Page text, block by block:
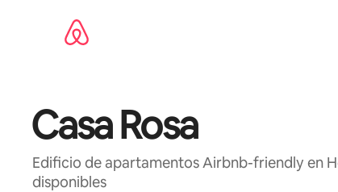
Casa Rosa
Edificio de apartamentos Airbnb-friendly en
disponibles